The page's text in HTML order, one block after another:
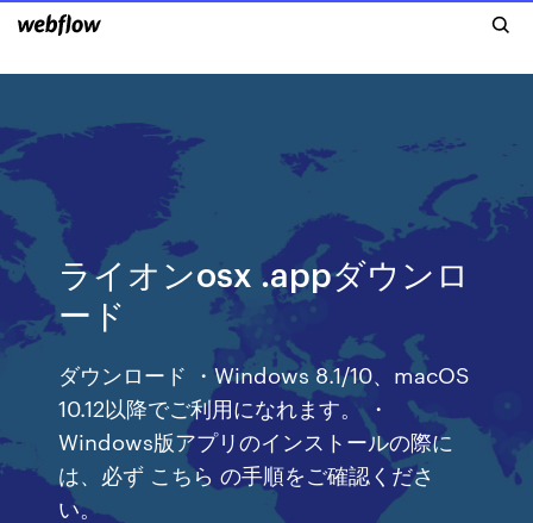
ライオンosx .appダウンロ
ード
ダウンロード ・Windows 8.1/10、macOS
10.12以降でご利用になれます。 ・
Windows版アプリのインストールの際に
は、必ず こちら の手順をご確認くださ
い。